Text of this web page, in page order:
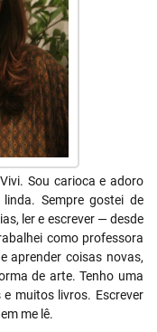
Sou carioca e adoro
Sempre gostei de
ler e escrever — desde
como professora
aprender coisas novas,
de arte. Tenho uma
muitos livros. Escrever
me lê.